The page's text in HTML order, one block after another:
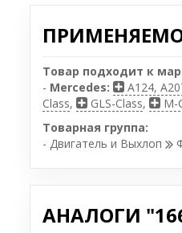
Товар подходит к
- Mercedes: A124,
Class, GLS-Class, M-
Товарная группа:
- Двигатель и Выхлоп
АНАЛОГИ